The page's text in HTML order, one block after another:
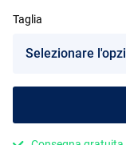
Taglia